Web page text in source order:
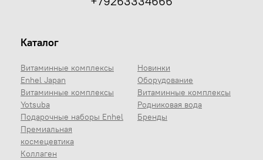
Каталог
Витаминные комплексы
Enhel Japan
Витаминные комплексы
Yotsuba
Подарочные наборы Enhel
Премиальная
космецевтика
Коллаген
Новинки
Оборудование
Витаминные комплексы
Родниковая вода
Бренды